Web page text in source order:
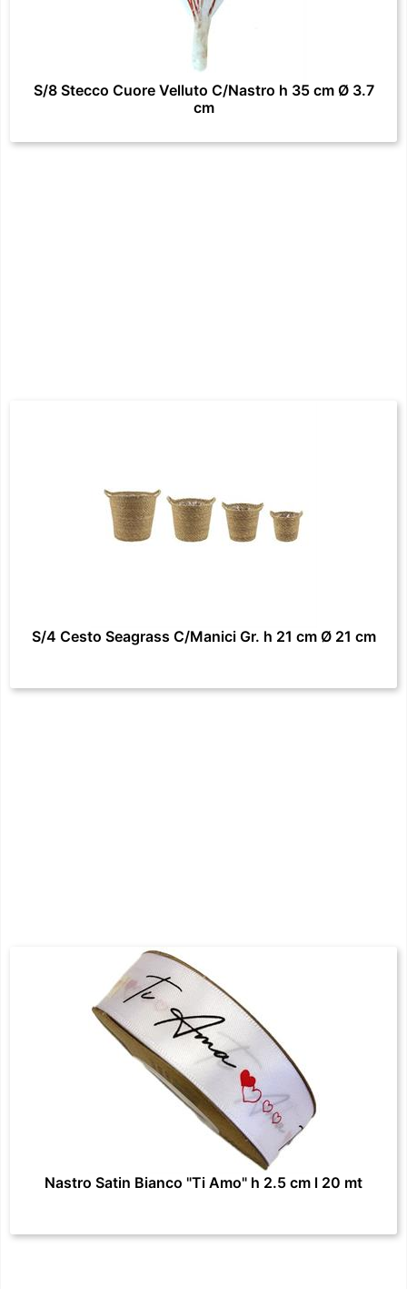
S/8 Stecco Cuore Velluto C/Nastro h 35 cm Ø 3.7
cm
S/4 Cesto Seagrass C/Manici Gr. h 21 cm Ø 21 cm
Nastro Satin Bianco "Ti Amo" h 2.5 cm l 20 mt